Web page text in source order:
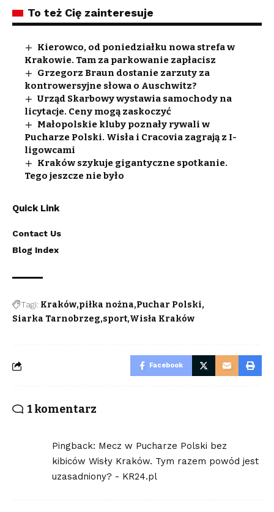
To też Cię zainteresuje
Kierowco, od poniedziałku nowa strefa w
Krakowie. Tam za parkowanie zapłacisz
Grzegorz Braun dostanie zarzuty za
kontrowersyjne słowa o Auschwitz?
Urząd Skarbowy wystawia samochody na
licytacje. Ceny mogą zaskoczyć
Małopolskie kluby poznały rywali w
Pucharze Polski. Wisła i Cracovia zagrają z I-
ligowcami
Kraków szykuje gigantyczne spotkanie.
Tego jeszcze nie było
Quick Link
Contact Us
Blog Index
Tagi: Kraków piłka nożna Puchar Polski
Siarka Tarnobrzeg sport Wisła Kraków
Facebook
1 komentarz
Pingback: Mecz w Pucharze Polski bez
kibiców Wisły Kraków. Tym razem powód jest
uzasadniony? - KR24.pl